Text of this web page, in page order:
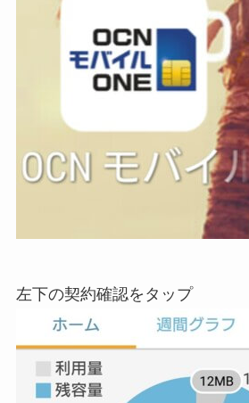
左下の契約確認をタップ